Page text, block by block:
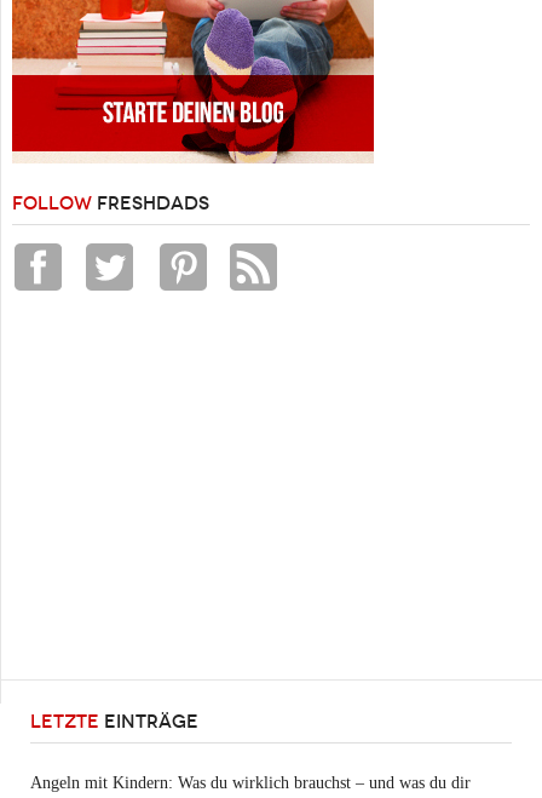
FOLLOW FRESHDADS
LETZTE EINTRÄGE
Angeln mit Kindern: Was du wirklich brauchst – und was du dir